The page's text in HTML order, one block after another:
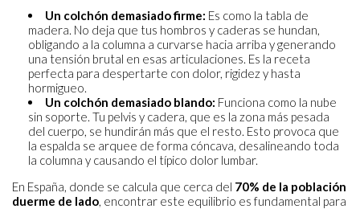
Un colchón demasiado firme: Es como la tabla de
madera. No deja que tus hombros y caderas se hundan,
obligando a la columna a curvarse hacia arriba y generando
una tensión brutal en esas articulaciones. Es la receta
perfecta para despertarte con dolor, rigidez y hasta
hormigueo.
Un colchón demasiado blando: Funciona como la nube
sin soporte. Tu pelvis y cadera, que es la zona más pesada
del cuerpo, se hundirán más que el resto. Esto provoca que
la espalda se arquee de forma cóncava, desalineando toda
la columna y causando el típico dolor lumbar.
En España, donde se calcula que cerca del 70% de la población
duerme de lado, encontrar este equilibrio es fundamental para